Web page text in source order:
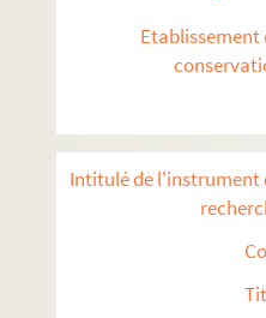
Etablissement
Intitulé de l'instrument
152. 152
157. 157
158. 158
159v.